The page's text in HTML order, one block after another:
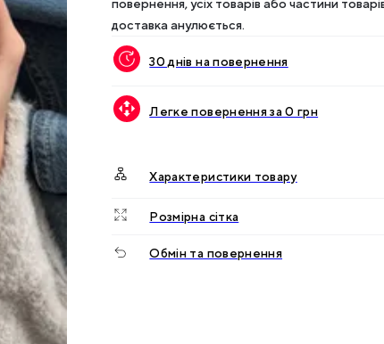
повернення, усіх товарів або частини
доставка анулюється.
30 днів на повернення
Легке повернення за 0 грн
Характеристики товару
Розмірна сітка
Обмін та повернення